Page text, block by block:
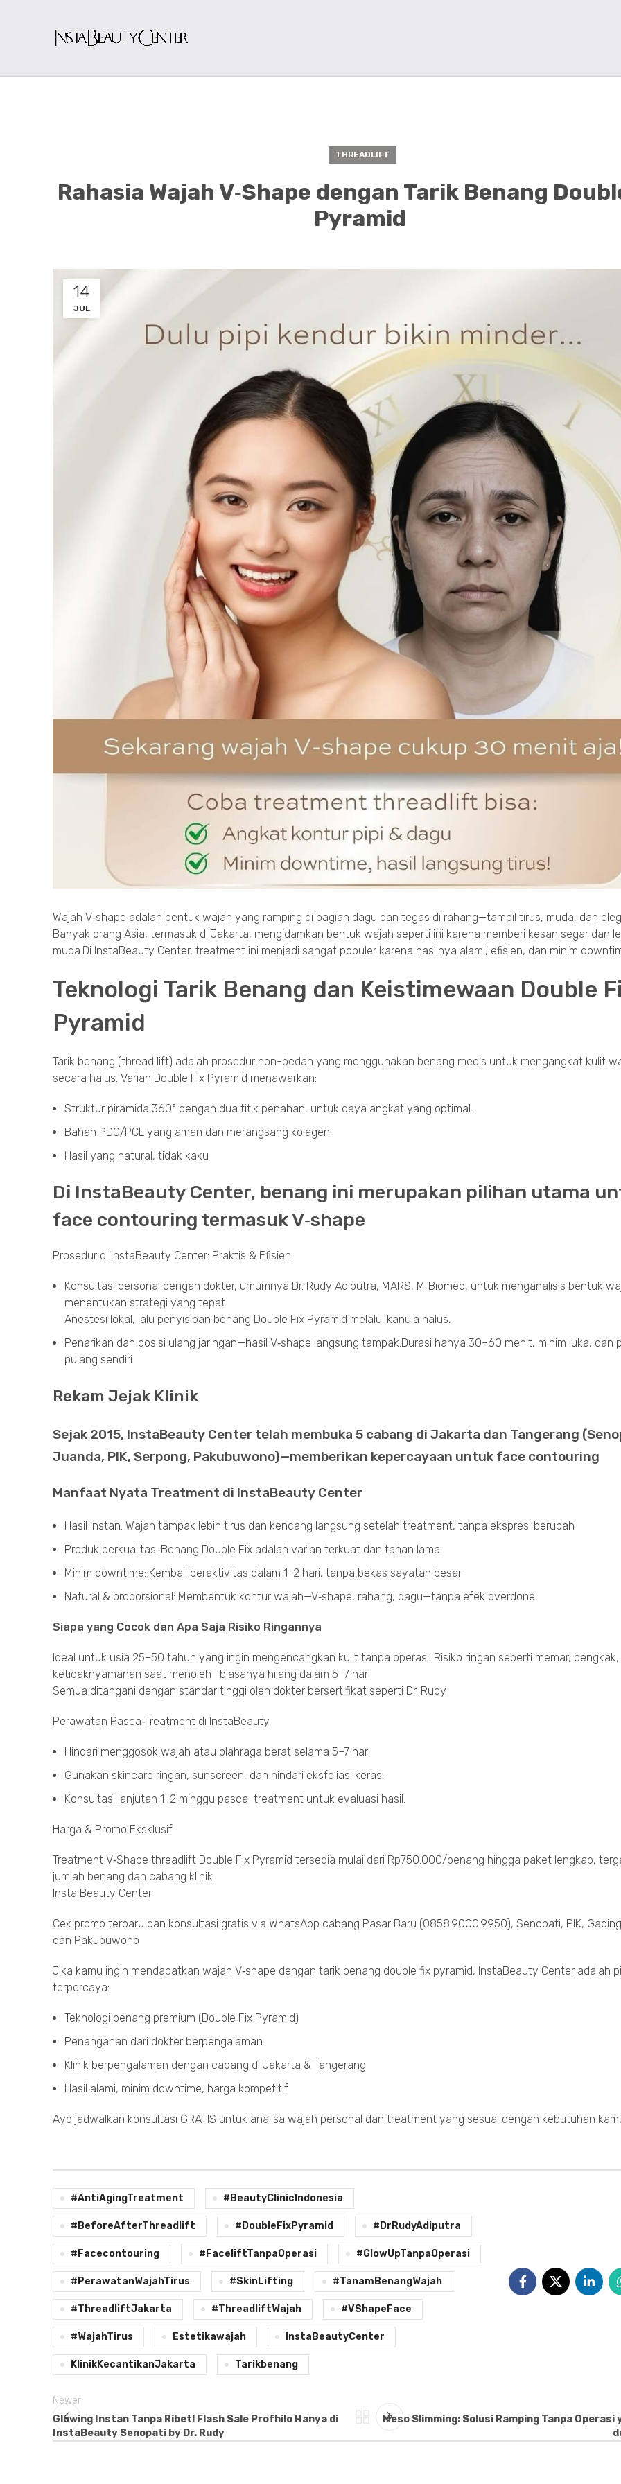
THREADLIFT
Rahasia Wajah V‑Shape dengan Tarik Benang
Pyramid
14
JUL
Wajah V‑shape adalah bentuk wajah yang ramping di bagian dagu dan tegas di rahang—tampil tirus, muda, dan
Banyak orang Asia, termasuk di Jakarta, mengidamkan bentuk wajah seperti ini karena memberi kesan segar dan
muda.Di InstaBeauty Center, treatment ini menjadi sangat populer karena hasilnya alami, efisien, dan minim
Teknologi Tarik Benang dan Keistimewaan Double
Pyramid
Tarik benang (thread lift) adalah prosedur non-bedah yang menggunakan benang medis untuk mengangkat kulit
secara halus. Varian Double Fix Pyramid menawarkan:
Struktur piramida 360° dengan dua titik penahan, untuk daya angkat yang optimal.
Bahan PDO/PCL yang aman dan merangsang kolagen.
Hasil yang natural, tidak kaku
Di InstaBeauty Center, benang ini merupakan pilihan utama
face contouring termasuk V‑shape
Prosedur di InstaBeauty Center: Praktis & Efisien
Konsultasi personal dengan dokter, umumnya Dr. Rudy Adiputra, MARS, M. Biomed, untuk menganalisis bentuk
menentukan strategi yang tepat
Anestesi lokal, lalu penyisipan benang Double Fix Pyramid melalui kanula halus.
Penarikan dan posisi ulang jaringan—hasil V‑shape langsung tampak.Durasi hanya 30–60 menit, minim luka, dan
pulang sendiri
Rekam Jejak Klinik
Sejak 2015, InstaBeauty Center telah membuka 5 cabang di Jakarta dan Tangerang
Juanda, PIK, Serpong, Pakubuwono)—memberikan kepercayaan untuk face contouring
Manfaat Nyata Treatment di InstaBeauty Center
Hasil instan: Wajah tampak lebih tirus dan kencang langsung setelah treatment, tanpa ekspresi berubah
Produk berkualitas: Benang Double Fix adalah varian terkuat dan tahan lama
Minim downtime: Kembali beraktivitas dalam 1–2 hari, tanpa bekas sayatan besar
Natural & proporsional: Membentuk kontur wajah—V‑shape, rahang, dagu—tanpa efek overdone
Siapa yang Cocok dan Apa Saja Risiko Ringannya
Ideal untuk usia 25–50 tahun yang ingin mengencangkan kulit tanpa operasi. Risiko ringan seperti memar,
ketidaknyamanan saat menoleh—biasanya hilang dalam 5–7 hari
Semua ditangani dengan standar tinggi oleh dokter bersertifikat seperti Dr. Rudy
Perawatan Pasca‑Treatment di InstaBeauty
Hindari menggosok wajah atau olahraga berat selama 5–7 hari.
Gunakan skincare ringan, sunscreen, dan hindari eksfoliasi keras.
Konsultasi lanjutan 1–2 minggu pasca-treatment untuk evaluasi hasil.
Harga & Promo Eksklusif
Treatment V‑Shape threadlift Double Fix Pyramid tersedia mulai dari Rp750.000/benang hingga paket lengkap,
jumlah benang dan cabang klinik
Insta Beauty Center
Cek promo terbaru dan konsultasi gratis via WhatsApp cabang Pasar Baru (0858 9000 9950), Senopati, PIK,
dan Pakubuwono
Jika kamu ingin mendapatkan wajah V‑shape dengan tarik benang double fix pyramid, InstaBeauty Center adalah
terpercaya:
Teknologi benang premium (Double Fix Pyramid)
Penanganan dari dokter berpengalaman
Klinik berpengalaman dengan cabang di Jakarta & Tangerang
Hasil alami, minim downtime, harga kompetitif
Ayo jadwalkan konsultasi GRATIS untuk analisa wajah personal dan treatment yang sesuai dengan kebutuhan
#AntiAgingTreatment #BeautyClinicIndonesia
#BeforeAfterThreadlift #DoubleFixPyramid #DrRudyAdiputra
#facecontouring #FaceliftTanpaOperasi #GlowUpTanpaOperasi
#PerawatanWajahTirus #SkinLifting #TanamBenangWajah
#ThreadliftJakarta #ThreadliftWajah #VShapeFace
#WajahTirus Estetikawajah InstaBeautyCenter
KlinikKecantikanJakarta Tarikbenang
Newer
Glowing Instan Tanpa Ribet! Flash Sale Profhilo Hanya di
InstaBeauty Senopati by Dr. Rudy
Meso Slimming: Solusi Ramping Tanpa Operasi